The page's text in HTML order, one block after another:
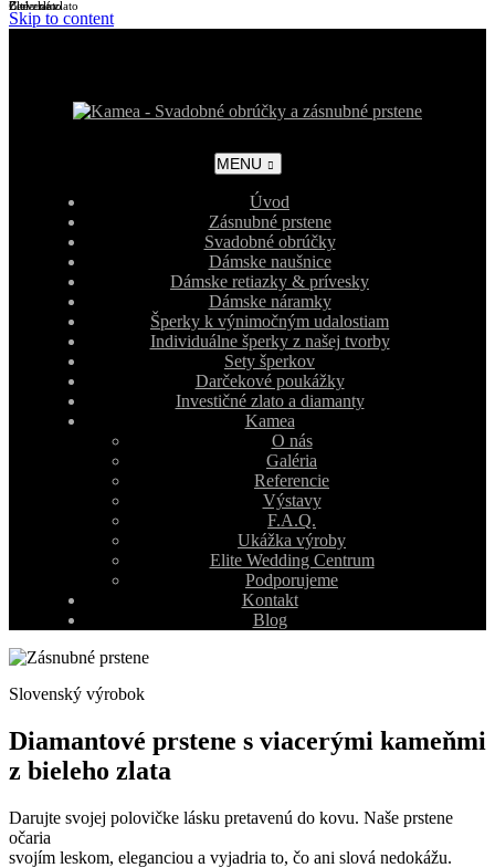
Skip to content
MENU
Úvod
Zásnubné prstene
Svadobné obrúčky
Dámske naušnice
Dámske retiazky & prívesky
Dámske náramky
Šperky k výnimočným udalostiam
Individuálne šperky z našej tvorby
Sety šperkov
Darčekové poukážky
Investičné zlato a diamanty
Kamea
O nás
Galéria
Referencie
Výstavy
F.A.Q.
Ukážka výroby
Elite Wedding Centrum
Podporujeme
Kontakt
Blog
Slovenský výrobok
Diamantové prstene s viacerými kameňmi
z bieleho zlata
Darujte svojej polovičke lásku pretavenú do kovu. Naše prstene
očaria
svojím leskom, eleganciou a vyjadria to, čo ani slová nedokážu.
Biele zlato
Žlté zlato
Červené zlato